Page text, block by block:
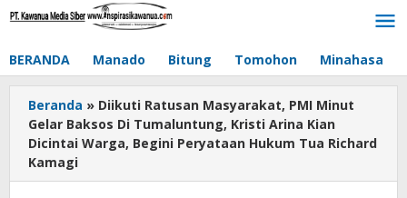
Lewati
BERANDA Manado Bitung Tomohon Minahasa
Beranda » Diikuti Ratusan Masyarakat, PMI Minut
Gelar Baksos Di Tumaluntung, Kristi Arina Kian
Dicintai Warga, Begini Peryataan Hukum Tua Richard
Kamagi